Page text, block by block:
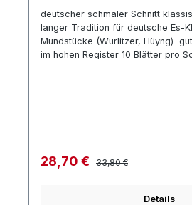
deutscher schmaler Schnitt
langer Tradition für deutsche Es-
Mundstücke (Wurlitzer, Hüyng)
im hohen Register 10 Blätter pro
Verkaufspreis:
28,70 € Regulärer Preis:
33,80 €
Details